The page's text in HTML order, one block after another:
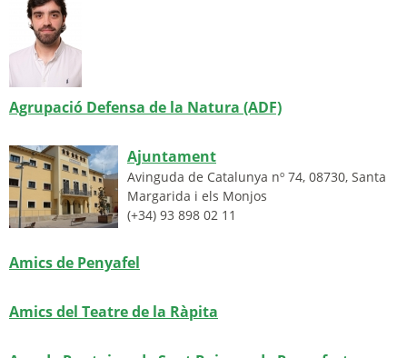
Agrupació Defensa de la Natura (ADF)
Ajuntament
Avinguda de Catalunya nº 74, 08730, Santa
Margarida i els Monjos
(+34) 93 898 02 11
Amics de Penyafel
Amics del Teatre de la Ràpita